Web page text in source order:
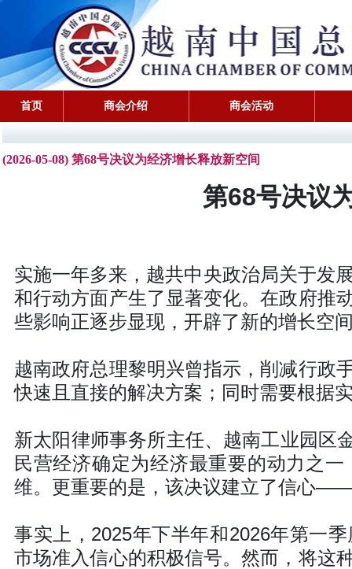
首页 商会介绍 商会活动
(2026-05-08) 第68号决议为经济增长释放新空间
第68号决议
实施一年多来，越共中央政治局关于发
和行动方面产生了显著变化。在政府推
些影响正逐步显现，开辟了新的增长空
越南政府总理黎明兴曾指示，削减行政
快速且直接的解决方案；同时需要根据
新太阳律师事务所主任、越南工业园区
民营经济确定为经济最重要的动力之
维。更重要的是，该决议建立了信心
事实上，2025年下半年和2026年第一
市场准入信心的积极信号。然而，将这